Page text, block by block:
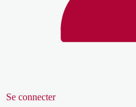
Se connecter